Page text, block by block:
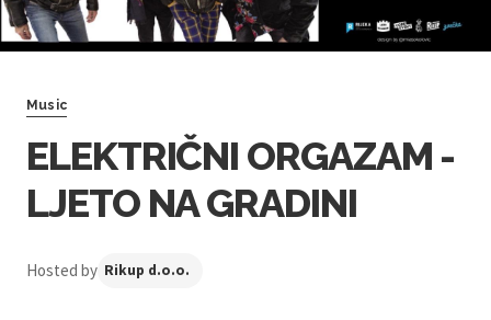
Music
ELEKTRIČNI ORGAZAM -
LJETO NA GRADINI
Hosted by Rikup d.o.o.